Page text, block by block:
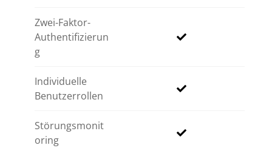
Zwei-Faktor-
Authentifizierun
g
Individuelle
Benutzerrollen
Störungsmonit
oring